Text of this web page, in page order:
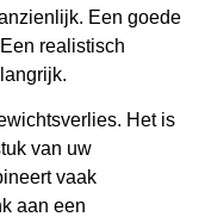
Een goede
realistisch
Het is
van uw
vaak
aan een